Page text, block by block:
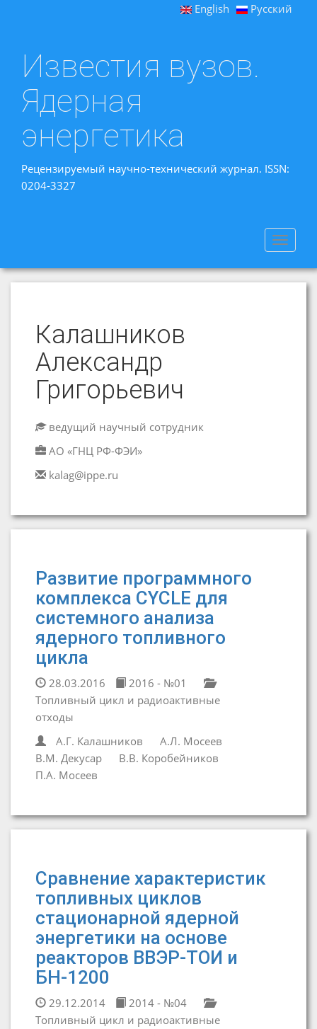
English Русский
Известия вузов.
Ядерная
энергетика
Рецензируемый научно-технический журнал. ISSN:
0204-3327
Toggle
Калашников
Александр
Григорьевич
ведущий научный сотрудник
АО «ГНЦ РФ-ФЭИ»
kalag@ippe.ru
Развитие программного
комплекса CYCLE для
системного анализа
ядерного топливного
цикла
28.03.2016
2016 - №01
Топливный цикл и радиоактивные
отходы
А.Г. Калашников
А.Л. Мосеев
В.М. Декусар
В.В. Коробейников
П.А. Мосеев
Сравнение характеристик
топливных циклов
стационарной ядерной
энергетики на основе
реакторов ВВЭР-ТОИ и
БН-1200
29.12.2014
2014 - №04
Топливный цикл и радиоактивные